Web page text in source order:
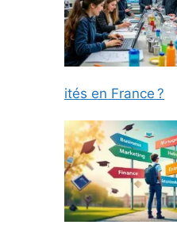
ités en France ?